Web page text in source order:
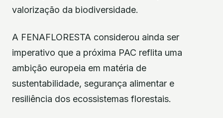
valorização da biodiversidade.
A FENAFLORESTA considerou ainda ser
imperativo que a próxima PAC reflita uma
ambição europeia em matéria de
sustentabilidade, segurança alimentar e
resiliência dos ecossistemas florestais.